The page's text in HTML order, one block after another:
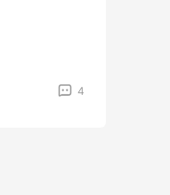
4